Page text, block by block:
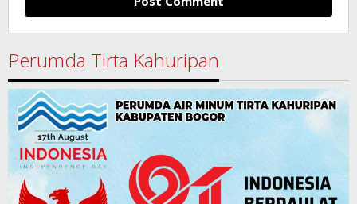
Perumda Tirta Kahuripan